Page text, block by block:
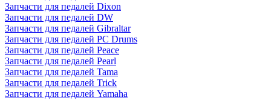
Запчасти для педалей Dixon
Запчасти для педалей DW
Запчасти для педалей Gibraltar
Запчасти для педалей PC Drums
Запчасти для педалей Peace
Запчасти для педалей Pearl
Запчасти для педалей Tama
Запчасти для педалей Trick
Запчасти для педалей Yamaha